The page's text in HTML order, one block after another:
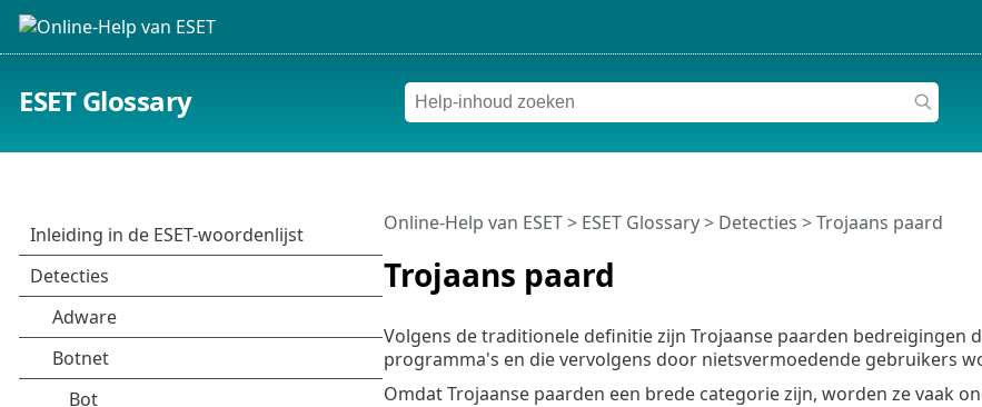
ESET Glossary
Trojaans paard
Online-Help van ESET> ESET Glossary> Detecties > Trojaans paard
Volgens de traditionele definitie zijn Trojaanse paarden bedreigingen
programma's en die vervolgens door nietsvermoedende gebruikers
Omdat Trojaanse paarden een brede categorie zijn, worden ze vaak